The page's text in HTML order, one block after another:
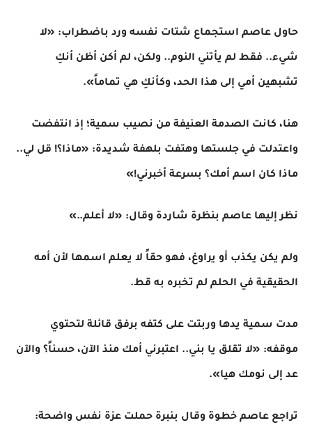
حاول عاصم استجماع شتات نفسه ورد باضطراب: «لا
شيء.. فقط لم يأتني النوم.. ولكن، لم أكن أظن أنكِ
تشبهين أمي إلى هذا الحد، وكأنكِ هي تماماً».
​هنا، كانت الصدمة العنيفة من نصيب سمية؛ إذ انتفضت
واعتدلت في جلستها وهتفت بلهفة شديدة: «ماذا؟! قل لي..
ماذا كان اسم أمك؟ بسرعة أخبرني!»
نظر إليها عاصم بنظرة شاردة وقال: «لا أعلم..»
ولم يكن يكذب أو يراوغ، فهو حقاً لا يعلم اسمها لأن أمه
الحقيقية في الحلم لم تخبره به قط.
​مدت سمية يدها وربتت على كتفه برفق قائلة لتحتوي
موقفه: «لا تقلق يا بني.. اعتبرني أمك منذ الآن، حسناً؟ والآن
عد إلى نومك هيا».
تراجع عاصم خطوة وقال بنبرة حملت عزة نفس واضحة: